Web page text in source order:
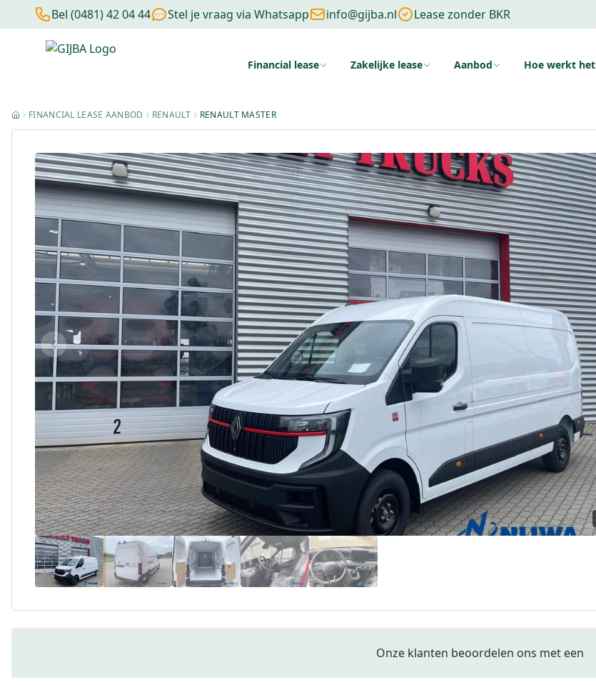
Bel (0481) 42 04 44 Stel je vraag via Whatsapp info@gijba.nl Lease zonder BKR
Financial lease Zakelijke lease Aanbod Hoe werkt het
Financial lease berekenenNegatieve BKRZonder BKR toetsing
FINANCIAL LEASE AANBOD RENAULT RENAULT MASTER
Onze klanten beoordelen ons met een